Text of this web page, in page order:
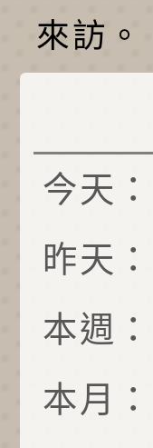
來訪。
今天：
昨天：
本週：
本月：